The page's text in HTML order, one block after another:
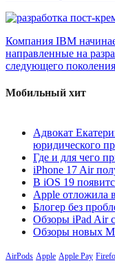
Компания IBM
направленные на
следующего поколения
Мобильный хит
Адвокат
юридического
Где и для чего
iPhone 17 Air
В iOS 19
Apple отложила
Блогер без
Обзоры iPad Air
Обзоры новых
AirPods Apple Apple Pay